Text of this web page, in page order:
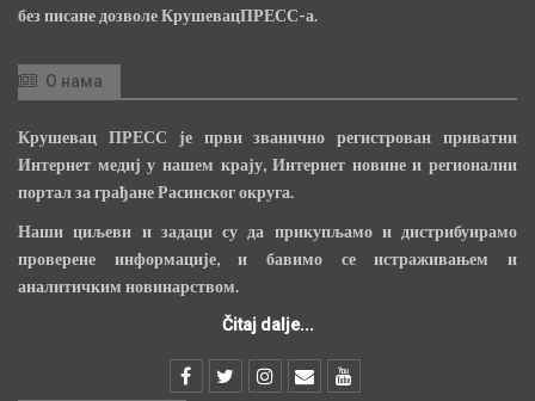
без писане дозволе КрушевацПРЕСС-а.
О нама
Крушевац ПРЕСС је први званично регистрован приватни
Интернет медиј у нашем крају, Интернет новине и регионални
портал за грађане Расинског округа.
Наши циљеви и задаци су да прикупљамо и дистрибуирамо
проверене информације, и бавимо се истраживањем и
аналитичким новинарством.
Čitaj dalje...